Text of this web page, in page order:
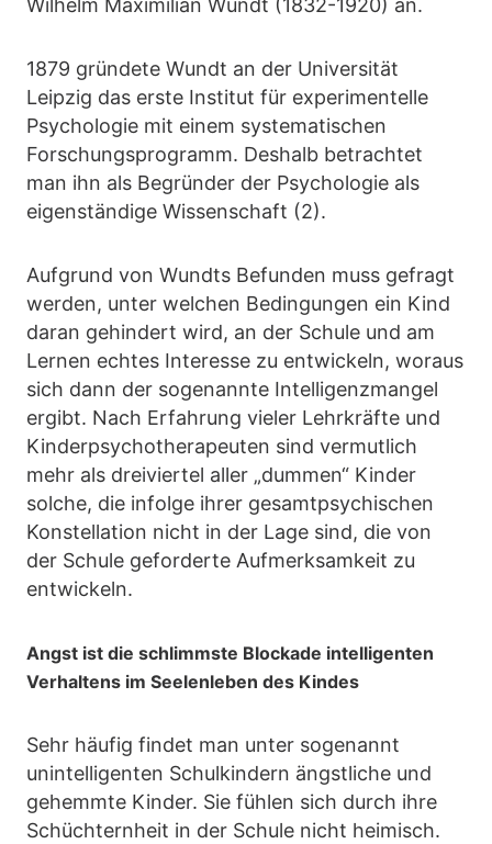
Wilhelm Maximilian Wundt (1832-1920) an.
1879 gründete Wundt an der Universität
Leipzig das erste Institut für experimentelle
Psychologie mit einem systematischen
Forschungsprogramm. Deshalb betrachtet
man ihn als Begründer der Psychologie als
eigenständige Wissenschaft (2).
Aufgrund von Wundts Befunden muss gefragt
werden, unter welchen Bedingungen ein Kind
daran gehindert wird, an der Schule und am
Lernen echtes Interesse zu entwickeln, woraus
sich dann der sogenannte Intelligenzmangel
ergibt. Nach Erfahrung vieler Lehrkräfte und
Kinderpsychotherapeuten sind vermutlich
mehr als dreiviertel aller „dummen“ Kinder
solche, die infolge ihrer gesamtpsychischen
Konstellation nicht in der Lage sind, die von
der Schule geforderte Aufmerksamkeit zu
entwickeln.
Angst ist die schlimmste Blockade intelligenten
Verhaltens im Seelenleben des Kindes
Sehr häufig findet man unter sogenannt
unintelligenten Schulkindern ängstliche und
gehemmte Kinder. Sie fühlen sich durch ihre
Schüchternheit in der Schule nicht heimisch.